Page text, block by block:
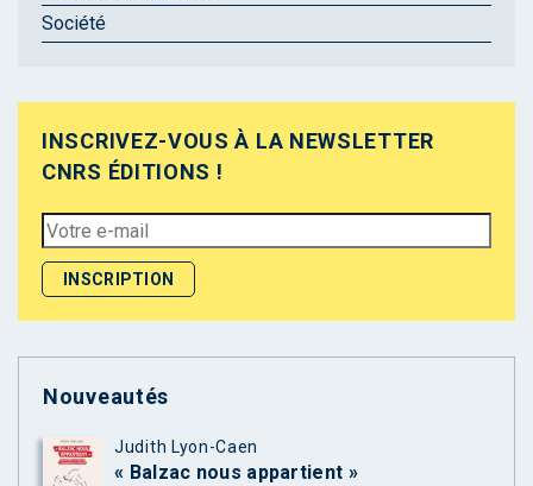
Société
INSCRIVEZ-VOUS À LA NEWSLETTER
CNRS ÉDITIONS !
Nouveautés
Judith Lyon-Caen
« Balzac nous appartient »